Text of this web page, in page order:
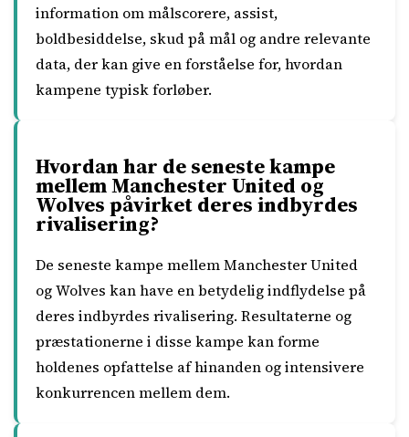
information om målscorere, assist,
boldbesiddelse, skud på mål og andre relevante
data, der kan give en forståelse for, hvordan
kampene typisk forløber.
Hvordan har de seneste kampe
mellem Manchester United og
Wolves påvirket deres indbyrdes
rivalisering?
De seneste kampe mellem Manchester United
og Wolves kan have en betydelig indflydelse på
deres indbyrdes rivalisering. Resultaterne og
præstationerne i disse kampe kan forme
holdenes opfattelse af hinanden og intensivere
konkurrencen mellem dem.